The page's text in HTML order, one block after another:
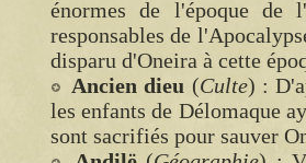
énormes de l'époque de
responsables de
disparu d'Oneira à cette
Ancien dieu (Culte) :
les enfants de Délomaque
sont sacrifiés pour sauver